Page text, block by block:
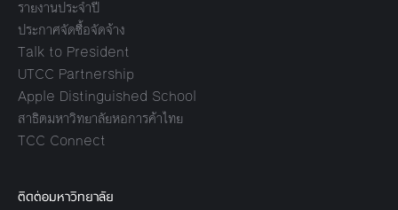
รายงานประจำปี
ประกาศจัดซื้อจัดจ้าง
Talk to President
UTCC Partnership
Apple Distinguished School
สาธิตมหาวิทยาลัยหอการค้าไทย
TCC Connect
ติดต่อมหาวิทยาลัย